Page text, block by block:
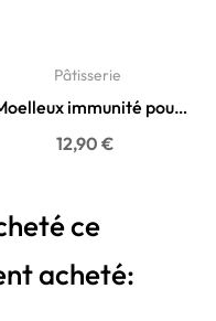
Pâtisserie
immunité pour
chien Delamour
12,90 €
ce
acheté: